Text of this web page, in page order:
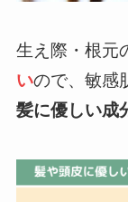
生え際・根元
いので、敏感
髪に優しい成